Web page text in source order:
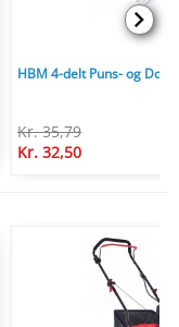
HBM 4-delt Puns- og
Kr. 35,79
Kr. 32,50